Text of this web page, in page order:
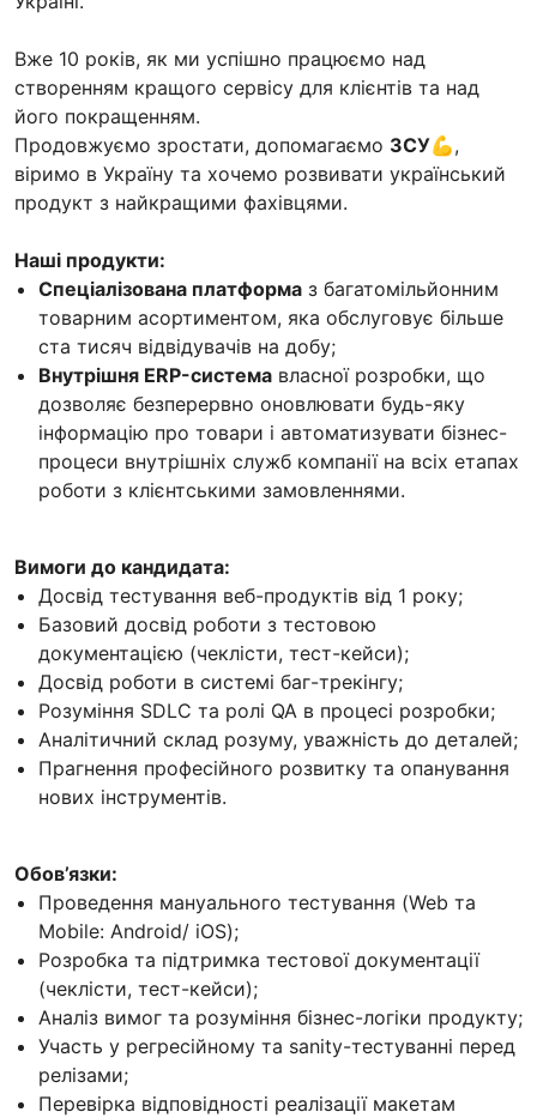
Вже 10 років, як ми успішно працюємо над
створенням кращого сервісу для клієнтів та над
його покращенням.
Продовжуємо зростати, допомагаємо ЗСУ💪,
віримо в Україну та хочемо розвивати український
продукт з найкращими фахівцями.
Наші продукти:
Спеціалізована платформа з багатомільйонним
товарним асортиментом, яка обслуговує більше
ста тисяч відвідувачів на добу;
Внутрішня ERP-система власної розробки, що
дозволяє безперервно оновлювати будь-яку
інформацію про товари і автоматизувати бізнес-
процеси внутрішніх служб компанії на всіх етапах
роботи з клієнтськими замовленнями.
Вимоги до кандидата:
Досвід тестування веб-продуктів від 1 року;
Базовий досвід роботи з тестовою
документацією (чеклісти, тест-кейси);
Досвід роботи в системі баг-трекінгу;
Розуміння SDLC та ролі QA в процесі розробки;
Аналітичний склад розуму, уважність до деталей;
Прагнення професійного розвитку та опанування
нових інструментів.
Обов’язки:
Проведення мануального тестування (Web та
Mobile: Android/ iOS);
Розробка та підтримка тестової документації
(чеклісти, тест-кейси);
Аналіз вимог та розуміння бізнес-логіки продукту;
Участь у регресійному та sanity-тестуванні перед
релізами;
Перевірка відповідності реалізації макетам